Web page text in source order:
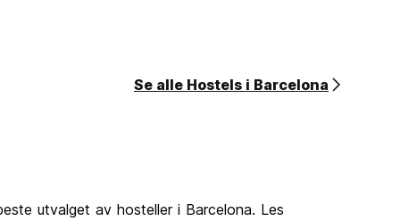
Se alle Hostels i Barcelona
utvalget av hosteller i Barcelona. Les